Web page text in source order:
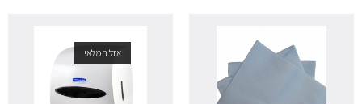
אזל המלאי